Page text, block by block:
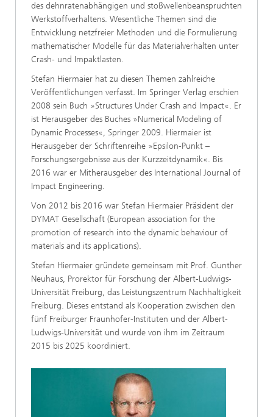
des dehnratenabhängigen und stoßwellenbeanspruchten
Werkstoffverhaltens. Wesentliche Themen sind die
Entwicklung netzfreier Methoden und die Formulierung
mathematischer Modelle für das Materialverhalten unter
Crash- und Impaktlasten.
Stefan Hiermaier hat zu diesen Themen zahlreiche
Veröffentlichungen verfasst. Im Springer Verlag erschien
2008 sein Buch »Structures Under Crash and Impact«. Er
ist Herausgeber des Buches »Numerical Modeling of
Dynamic Processes«, Springer 2009. Hiermaier ist
Herausgeber der Schriftenreihe »Epsilon-Punkt –
Forschungsergebnisse aus der Kurzzeitdynamik«. Bis
2016 war er Mitherausgeber des International Journal of
Impact Engineering.
Von 2012 bis 2016 war Stefan Hiermaier Präsident der
DYMAT Gesellschaft (European association for the
promotion of research into the dynamic behaviour of
materials and its applications).
Stefan Hiermaier gründete gemeinsam mit Prof. Gunther
Neuhaus, Prorektor für Forschung der Albert-Ludwigs-
Universität Freiburg, das Leistungszentrum Nachhaltigkeit
Freiburg. Dieses entstand als Kooperation zwischen den
fünf Freiburger Fraunhofer-Instituten und der Albert-
Ludwigs-Universität und wurde von ihm im Zeitraum
2015 bis 2025 koordiniert.